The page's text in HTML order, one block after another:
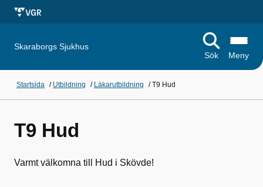
Skaraborgs Sjukhus
Sök
Meny
Startsida / Utbildning / Läkarutbildning /T9 Hud
T9 Hud
Varmt välkomna till Hud i Skövde!